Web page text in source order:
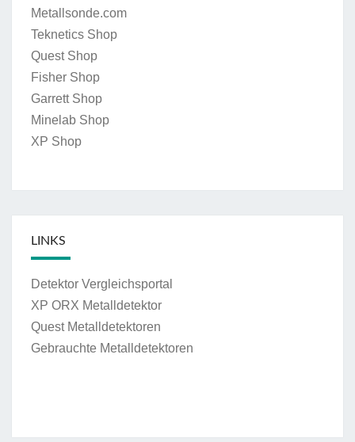
Metallsonde.com
Teknetics Shop
Quest Shop
Fisher Shop
Garrett Shop
Minelab Shop
XP Shop
LINKS
Detektor Vergleichsportal
XP ORX Metalldetektor
Quest Metalldetektoren
Gebrauchte Metalldetektoren